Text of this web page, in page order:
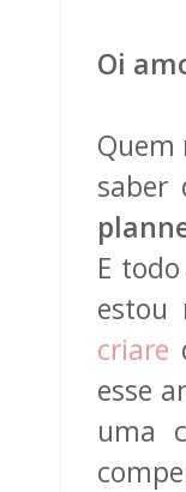
Oi
saber
E
estou
criare
esse
uma